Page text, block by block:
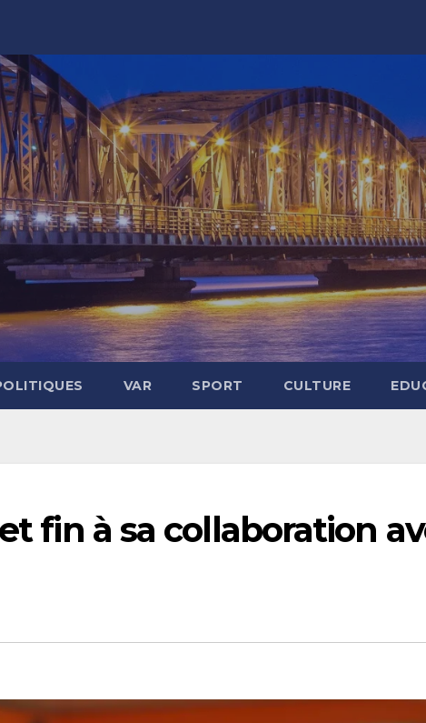
VAR SPORT CULTURE
fin à sa collaboration